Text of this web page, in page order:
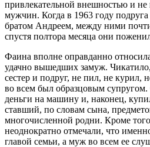
привлекательной внешностью и не
мужчин. Когда в 1963 году
братом Андреем, между ними
спустя полтора месяца они
Фаина вполне оправданно
удачно вышедших замуж.
сестер и подруг, не пил, не курил,
во всем был образцовым
деньги на машину и, наконец,
ставший, по словам сына,
многочисленной родни. Кроме
неоднократно отмечали, что
главой семьи, а муж во всем ее